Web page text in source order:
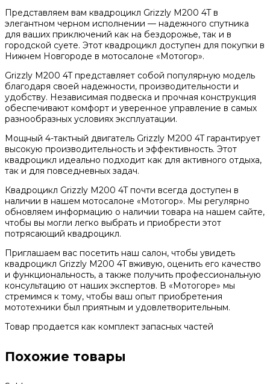
Представляем вам квадроцикл Grizzly M200 4T в
элегантном черном исполнении — надежного спутника
для ваших приключений как на бездорожье, так и в
городской суете. Этот квадроцикл доступен для покупки в
Нижнем Новгороде в мотосалоне «Мотогор».
Grizzly M200 4T представляет собой популярную модель
благодаря своей надежности, производительности и
удобству. Независимая подвеска и прочная конструкция
обеспечивают комфорт и уверенное управление в самых
разнообразных условиях эксплуатации.
Мощный 4-тактный двигатель Grizzly M200 4T гарантирует
высокую производительность и эффективность. Этот
квадроцикл идеально подходит как для активного отдыха,
так и для повседневных задач.
Квадроцикл Grizzly M200 4T почти всегда доступен в
наличии в нашем мотосалоне «Мотогор». Мы регулярно
обновляем информацию о наличии товара на нашем сайте,
чтобы вы могли легко выбрать и приобрести этот
потрясающий квадроцикл.
Приглашаем вас посетить наш салон, чтобы увидеть
квадроцикл Grizzly M200 4T вживую, оценить его качество
и функциональность, а также получить профессиональную
консультацию от наших экспертов. В «Мотогоре» мы
стремимся к тому, чтобы ваш опыт приобретения
мототехники был приятным и удовлетворительным.
Товар продается как комплект запасных частей
Похожие товары